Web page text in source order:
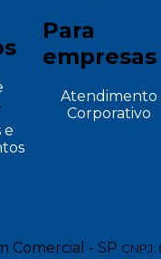
e
Para
empresas
Atendimento
Corporativo
Comercial - SP